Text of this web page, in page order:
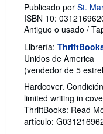
Publicado por St.
ISBN 10:
Antiguo o usado /
Librería:
Unidos de America
(vendedor de 5
Hardcover.
limited writing in
ThriftBooks: Read
artículo: